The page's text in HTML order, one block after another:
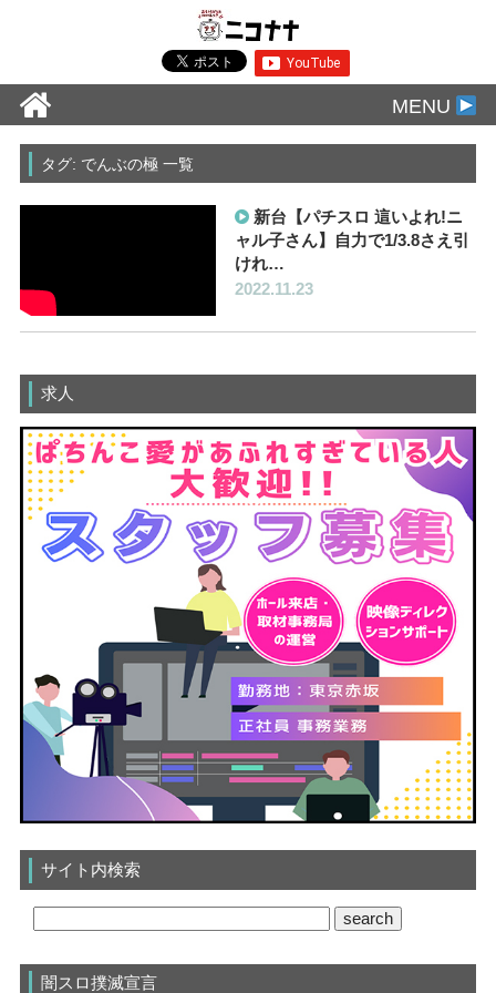
MENU
タグ: でんぶの極 一覧
新台【パチスロ 這いよれ!ニ
ャル子さん】自力で1/3.8さえ引
けれ…
2022.11.23
求人
サイト内検索
闇スロ撲滅宣言